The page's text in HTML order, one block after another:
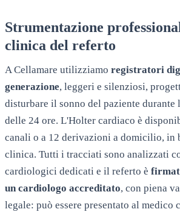
Strumentazione
clinica del referto
ACellamare utilizziamo registratori
generazione, leggeri e silenziosi,
disturbare il sonno del paziente durante
delle 24 ore. L'Holter cardiaco è
canali o a 12 derivazioni a domicilio, in
clinica. Tutti i tracciati sono analizzati
cardiologici dedicati e il referto è
un cardiologo accreditato, con piena
legale: può essere presentato al medico